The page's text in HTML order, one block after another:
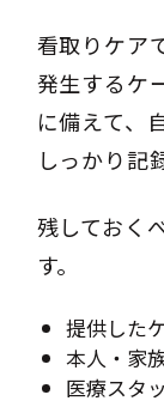
看取りケア
発生するケ
に備えて、
しっかり記
残しておく
す。
提供した
本人・家
医療スタ